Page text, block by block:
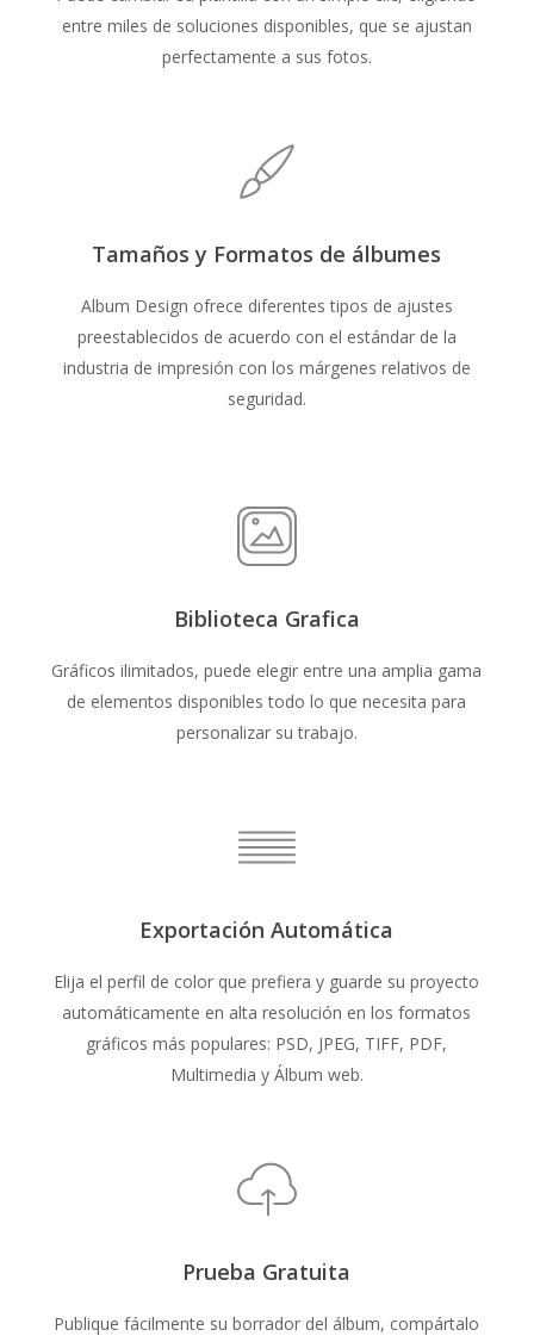
entre miles de soluciones disponibles, que se ajustan
perfectamente a sus fotos.
Tamaños y Formatos de álbumes
Album Design ofrece diferentes tipos de ajustes
preestablecidos de acuerdo con el estándar de la
industria de impresión con los márgenes relativos de
seguridad.
Biblioteca Grafica
Gráficos ilimitados, puede elegir entre una amplia gama
de elementos disponibles todo lo que necesita para
personalizar su trabajo.
Exportación Automática
Elija el perfil de color que prefiera y guarde su proyecto
automáticamente en alta resolución en los formatos
gráficos más populares: PSD, JPEG, TIFF, PDF,
Multimedia y Álbum web.
Prueba Gratuita
Publique fácilmente su borrador del álbum, compártalo